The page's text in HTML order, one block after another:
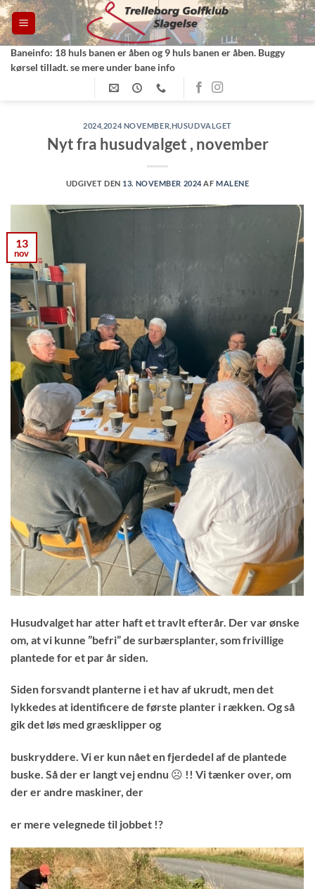
Fortsæt
til
indhold
Baneinfo: 18 huls banen er åben og 9 huls banen er åben. Buggy
kørsel tilladt. se mere under bane info
2024,2024 NOVEMBER HUSUDVALGET
Nyt fra husudvalget , november
UDGIVET DEN 13. NOVEMBER 2024 AFMALENE
13
nov
Husudvalget har atter haft et travlt efterår. Der var ønske
om, at vi kunne ”befri” de surbærsplanter, som frivillige
plantede for et par år siden.
Siden forsvandt planterne i et hav af ukrudt, men det
lykkedes at identificere de første planter i rækken. Og så
gik det løs med græsklipper og
buskryddere. Vi er kun nået en fjerdedel af de plantede
buske. Så der er langt vej endnu ☹ !! Vi tænker over, om
der er andre maskiner, der
er mere velegnede til jobbet !?